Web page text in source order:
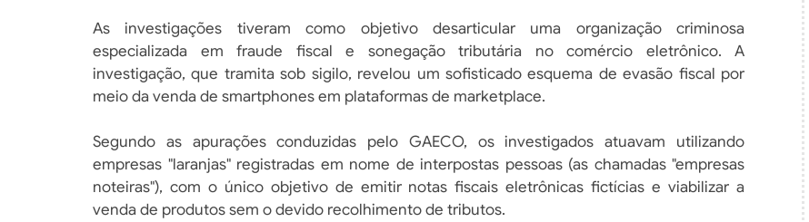
As investigações tiveram como objetivo desarticular uma organização criminosa
especializada em fraude fiscal e sonegação tributária no comércio eletrônico. A
investigação, que tramita sob sigilo, revelou um sofisticado esquema de evasão fiscal por
meio da venda de smartphones em plataformas de marketplace.
Segundo as apurações conduzidas pelo GAECO, os investigados atuavam utilizando
empresas "laranjas" registradas em nome de interpostas pessoas (as chamadas "empresas
noteiras"), com o único objetivo de emitir notas fiscais eletrônicas fictícias e viabilizar a
venda de produtos sem o devido recolhimento de tributos.